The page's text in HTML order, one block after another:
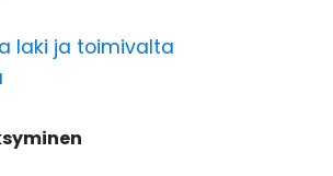
laki ja toimivalta